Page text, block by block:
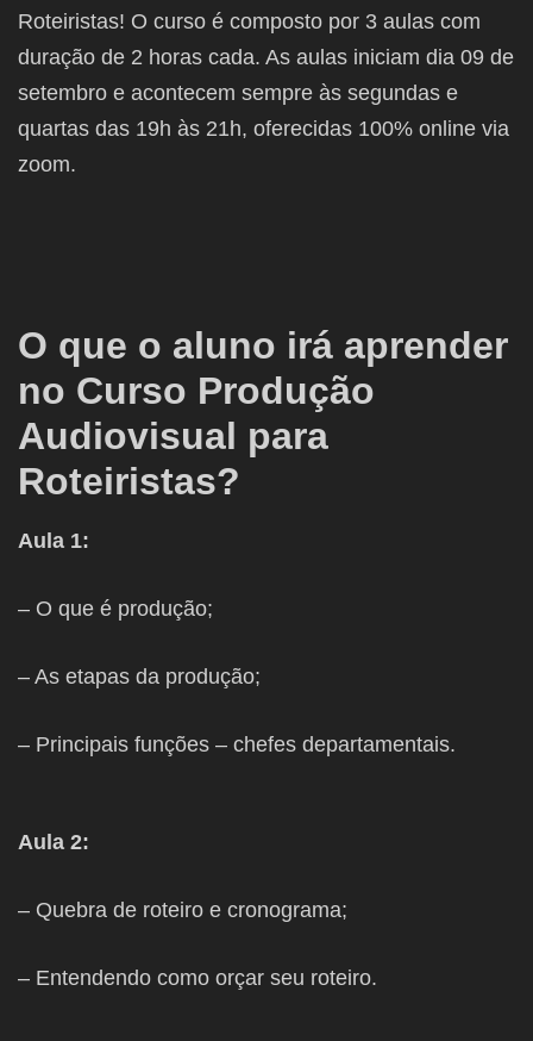
Roteiristas! O curso é composto por 3 aulas com
duração de 2 horas cada. As aulas iniciam dia 09 de
setembro e acontecem sempre às segundas e
quartas das 19h às 21h, oferecidas 100% online via
zoom.
O que o aluno irá aprender
no Curso Produção
Audiovisual para
Roteiristas?
Aula 1:
– O que é produção;
– ⁠As etapas da produção;
– ⁠Principais funções – chefes departamentais.
Aula 2:
– Quebra de roteiro e cronograma;
– Entendendo como orçar seu roteiro.